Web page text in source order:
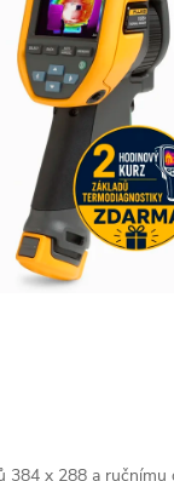
384 x 288 a ručnímu